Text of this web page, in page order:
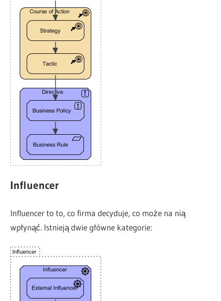
Influencer
Influencer to to, co firma decyduje, co może na nią
wpłynąć. Istnieją dwie główne kategorie: